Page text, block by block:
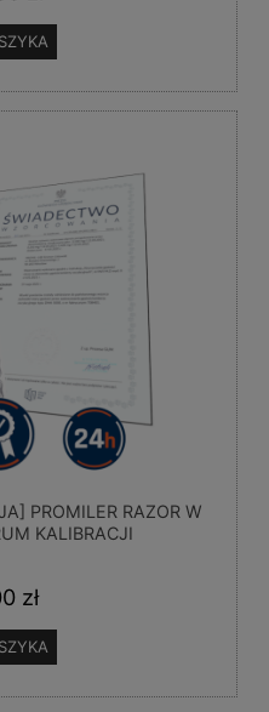
PROMILER RAZOR W
KALIBRACJI
zł